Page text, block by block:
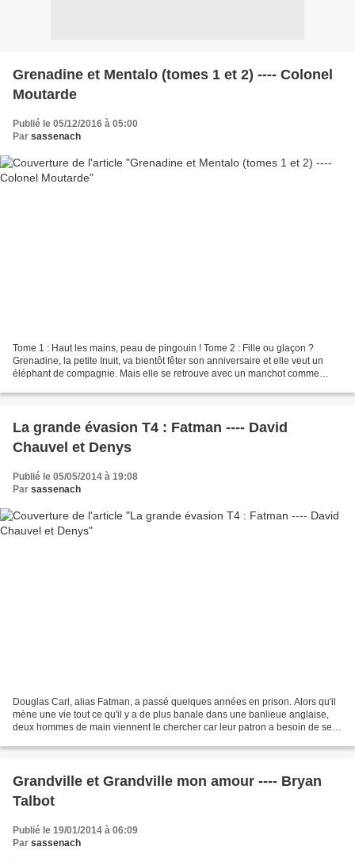
Grenadine et Mentalo (tomes 1 et 2) ---- Colonel
Moutarde
Publié le 05/12/2016 à 05:00
Par sassenach
Tome 1 : Haut les mains, peau de pingouin ! Tome 2 : Fille ou glaçon ?
Grenadine, la petite Inuit, va bientôt fêter son anniversaire et elle veut un
éléphant de compagnie. Mais elle se retrouve avec un manchot comme
La grande évasion T4 : Fatman ---- David
Chauvel et Denys
Publié le 05/05/2014 à 19:08
Par sassenach
Douglas Carl, alias Fatman, a passé quelques années en prison. Alors qu'il
mène une vie tout ce qu'il y a de plus banale dans une banlieue anglaise,
deux hommes de main viennent le chercher car leur patron a besoin de ses
Grandville et Grandville mon amour ---- Bryan
Talbot
Publié le 19/01/2014 à 06:09
Par sassenach